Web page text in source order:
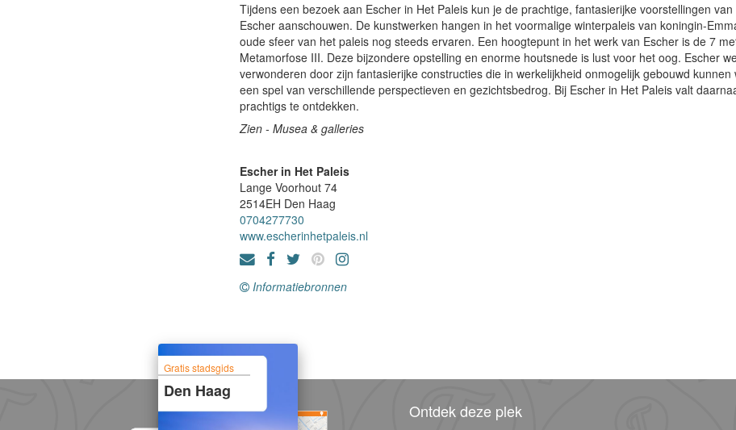
Tijdens een bezoek aan Escher in Het Paleis kun je de prachtige, fantasierijke voorstellingen
Escher aanschouwen. De kunstwerken hangen in het voormalige winterpaleis van koningin-
oude sfeer van het paleis nog steeds ervaren. Een hoogtepunt in het werk van Escher is de 7
Metamorfose III. Deze bijzondere opstelling en enorme houtsnede is lust voor het oog. Escher
verwonderen door zijn fantasierijke constructies die in werkelijkheid onmogelijk gebouwd kunnen
een spel van verschillende perspectieven en gezichtsbedrog. Bij Escher in Het Paleis valt
prachtigs te ontdekken.
Zien - Musea & galleries
Escher in Het Paleis
Lange Voorhout 74
2514EH Den Haag
0704277730
www.escherinhetpaleis.nl
Informatiebronnen
Gratis stadsgids
Den Haag
Ontdek deze plek